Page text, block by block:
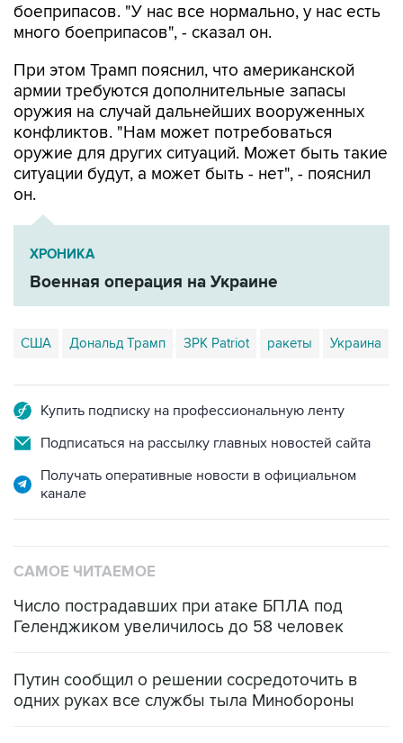
боеприпасов. "У нас все нормально, у нас есть
много боеприпасов", - сказал он.
При этом Трамп пояснил, что американской
армии требуются дополнительные запасы
оружия на случай дальнейших вооруженных
конфликтов. "Нам может потребоваться
оружие для других ситуаций. Может быть такие
ситуации будут, а может быть - нет", - пояснил
он.
ХРОНИКА
Военная операция на Украине
США Дональд Трамп ЗРК Patriot ракеты Украина
Купить подписку на профессиональную ленту
Подписаться на рассылку главных новостей сайта
Получать оперативные новости в официальном
канале
САМОЕ ЧИТАЕМОЕ
Число пострадавших при атаке БПЛА под
Геленджиком увеличилось до 58 человек
Путин сообщил о решении сосредоточить в
одних руках все службы тыла Минобороны